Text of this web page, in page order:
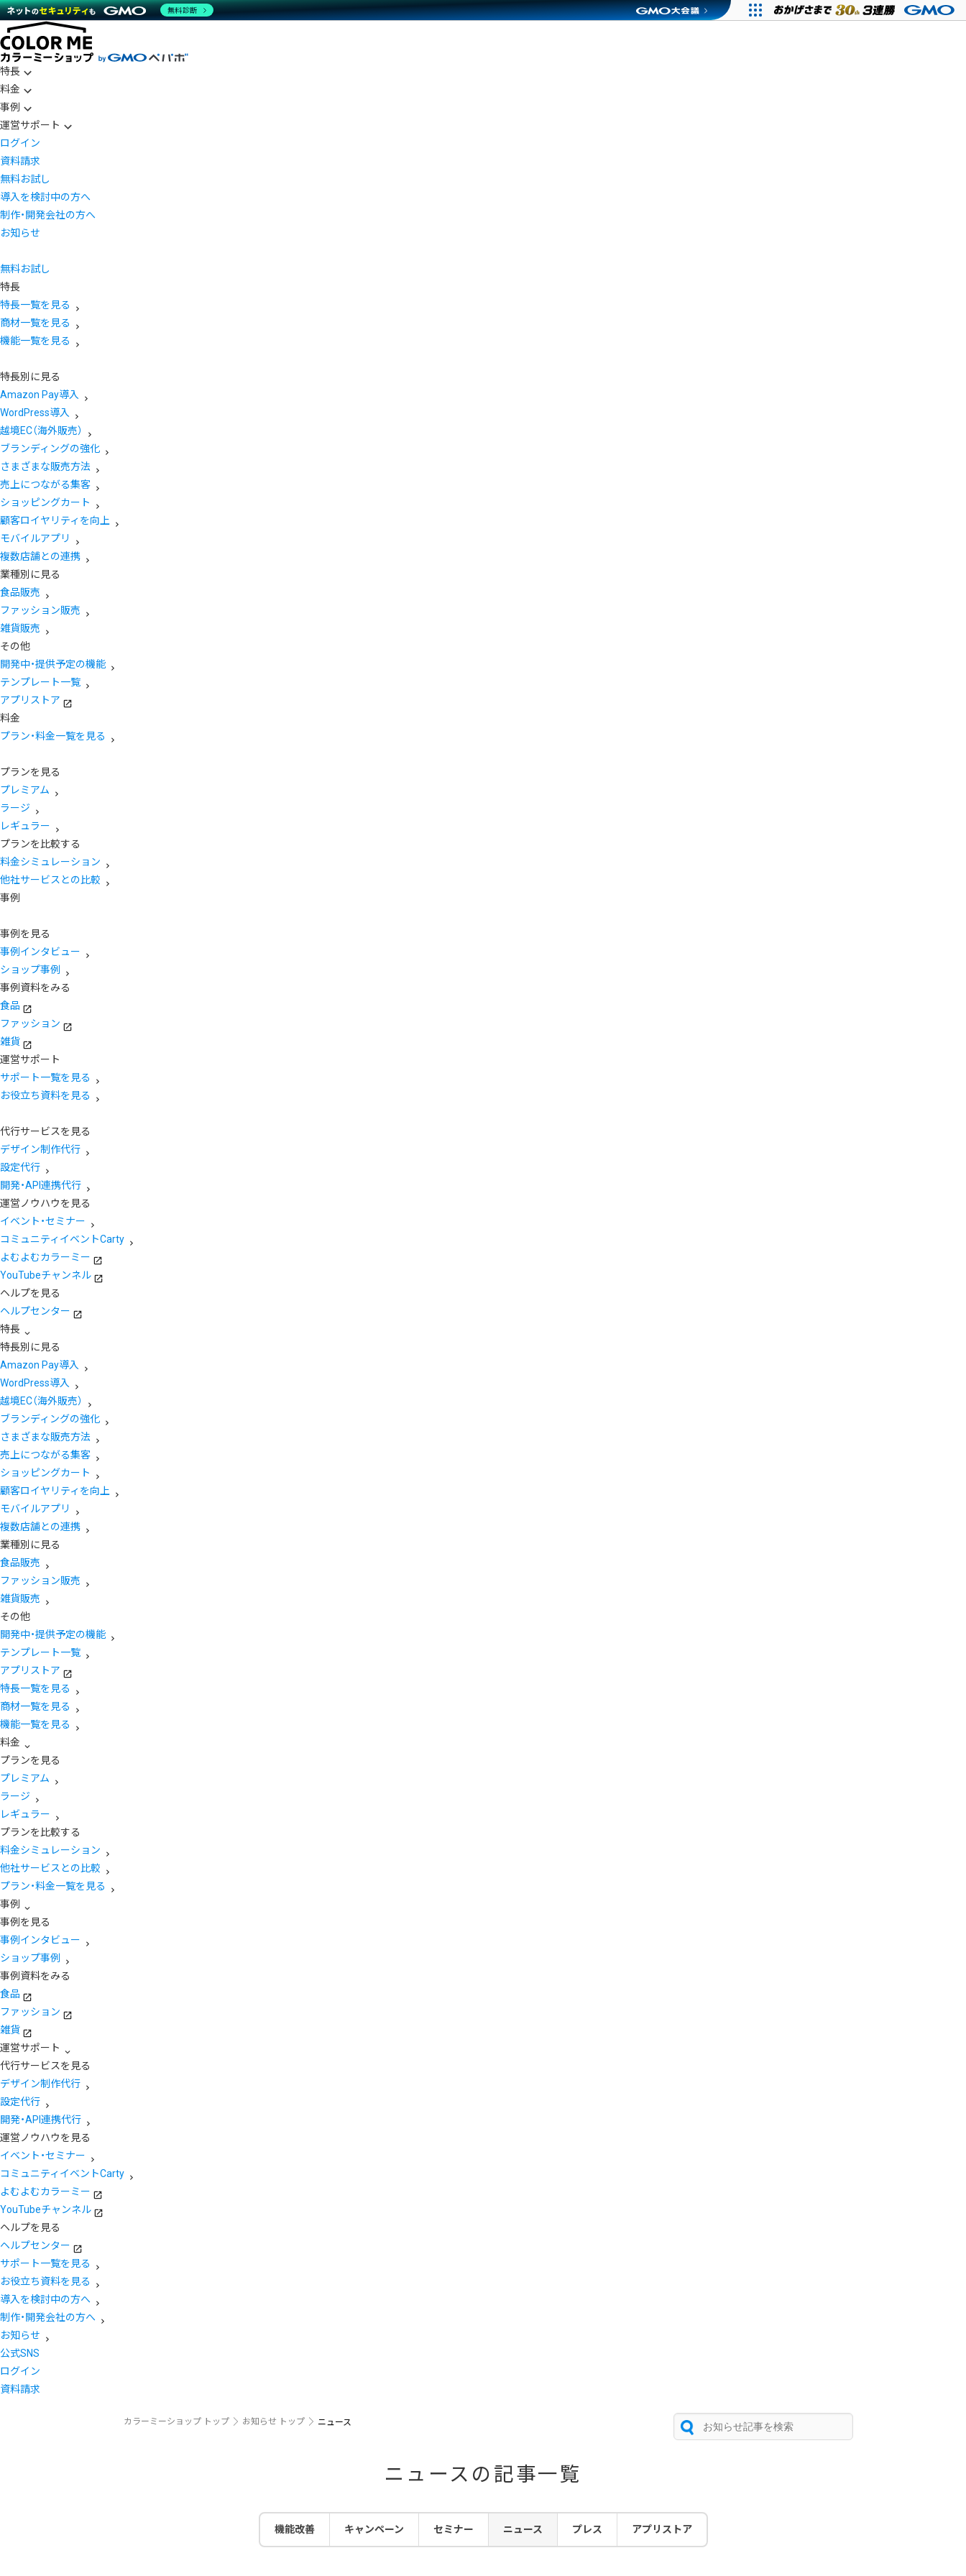
特長
料金
事例
運営サポート
ログイン
資料請求
無料お試し
導入を検討中の方へ
制作・開発会社の方へ
お知らせ
無料お試し
特長
特長一覧を見る
商材一覧を見る
機能一覧を見る
特長別に見る
Amazon Pay導入
WordPress導入
越境EC（海外販売）
ブランディングの強化
さまざまな販売方法
売上につながる集客
ショッピングカート
顧客ロイヤリティを向上
モバイルアプリ
複数店舗との連携
業種別に見る
食品販売
ファッション販売
雑貨販売
その他
開発中・提供予定の機能
テンプレート一覧
アプリストア
料金
プラン・料金一覧を見る
プランを見る
プレミアム
ラージ
レギュラー
プランを比較する
料金シミュレーション
他社サービスとの比較
事例
事例を見る
事例インタビュー
ショップ事例
事例資料をみる
食品
ファッション
雑貨
運営サポート
サポート一覧を見る
お役立ち資料を見る
代行サービスを見る
デザイン制作代行
設定代行
開発・API連携代行
運営ノウハウを見る
イベント・セミナー
コミュニティイベントCarty
よむよむカラーミー
YouTubeチャンネル
ヘルプを見る
ヘルプセンター
特長
特長別に見る
Amazon Pay導入
WordPress導入
越境EC（海外販売）
ブランディングの強化
さまざまな販売方法
売上につながる集客
ショッピングカート
顧客ロイヤリティを向上
モバイルアプリ
複数店舗との連携
業種別に見る
食品販売
ファッション販売
雑貨販売
その他
開発中・提供予定の機能
テンプレート一覧
アプリストア
特長一覧を見る
商材一覧を見る
機能一覧を見る
料金
プランを見る
プレミアム
ラージ
レギュラー
プランを比較する
料金シミュレーション
他社サービスとの比較
プラン・料金一覧を見る
事例
事例を見る
事例インタビュー
ショップ事例
事例資料をみる
食品
ファッション
雑貨
運営サポート
代行サービスを見る
デザイン制作代行
設定代行
開発・API連携代行
運営ノウハウを見る
イベント・セミナー
コミュニティイベントCarty
よむよむカラーミー
YouTubeチャンネル
ヘルプを見る
ヘルプセンター
サポート一覧を見る
お役立ち資料を見る
導入を検討中の方へ
制作・開発会社の方へ
お知らせ
公式SNS
ログイン
資料請求
カラーミーショップ トップ お知らせ トップ ニュース
ニュースの記事一覧
機能改善 キャンペーン セミナー ニュース プレス アプリストア
無料診断